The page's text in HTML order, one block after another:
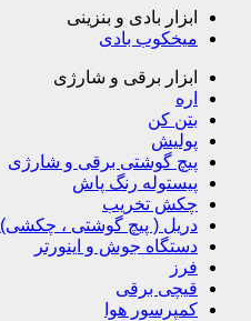
ابزار بادی و بنزینی
میخکوب بادی
ابزار برقی و شارژی
اره
بتن کن
پولیش
پیچ گوشتی برقی و شارژی
پیستوله رنگ پاش
چکش تخریب
دریل ( پیچ گوشتی ، چکشی)
دستگاه جوش و اینورتر
فرز
قیچی برقی
کمپرسور هوا